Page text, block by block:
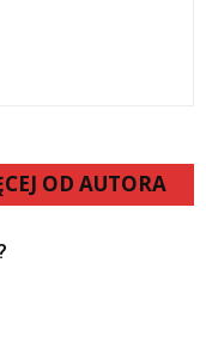
OD AUTORA